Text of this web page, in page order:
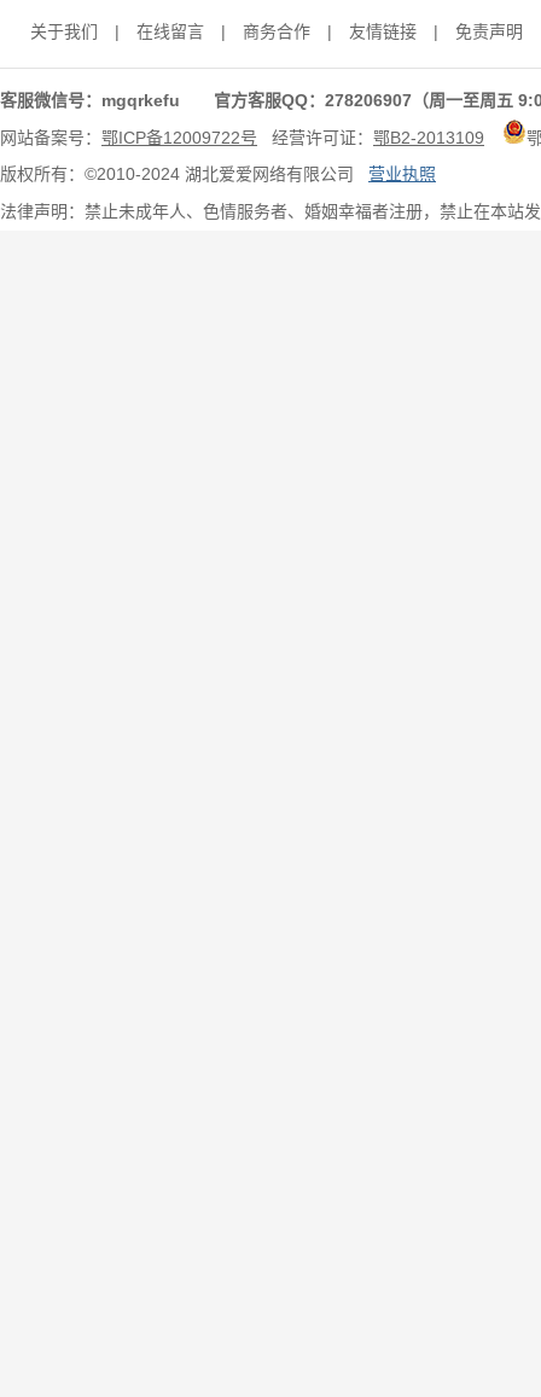
关于我们 | 在线留言 | 商务合作 | 友情链接 | 免责声明
客服微信号：mgqrkefu 官方客服QQ：278206907（周一至周五
网站备案号： 鄂ICP备12009722号 经营许可证： 鄂B2-2013109
版权所有：©2010-2024 湖北爱爱网络有限公司 营业执照
法律声明：禁止未成年人、色情服务者、婚姻幸福者注册，禁止在本站